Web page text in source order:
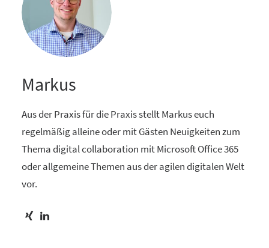
Markus
Aus der Praxis für die Praxis stellt Markus euch
regelmäßig alleine oder mit Gästen Neuigkeiten zum
Thema digital collaboration mit Microsoft Office 365
oder allgemeine Themen aus der agilen digitalen Welt
vor.